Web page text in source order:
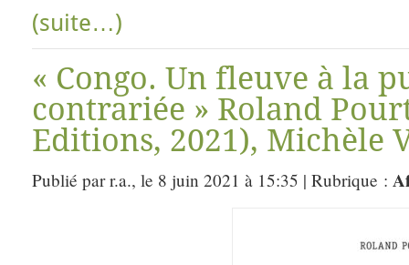
(suite…)
« Congo. Un fleuve à la
contrariée » Roland
Editions, 2021), Michèle
Publié par r.a., le 8 juin 2021 à 15:35 | Rubrique :